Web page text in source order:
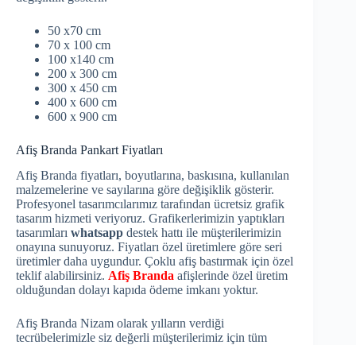
50 x70 cm
70 x 100 cm
100 x140 cm
200 x 300 cm
300 x 450 cm
400 x 600 cm
600 x 900 cm
Afiş Branda Pankart Fiyatları
Afiş Branda fiyatları, boyutlarına, baskısına, kullanılan
malzemelerine ve sayılarına göre değişiklik gösterir.
Profesyonel tasarımcılarımız tarafından ücretsiz grafik
tasarım hizmeti veriyoruz. Grafikerlerimizin yaptıkları
tasarımları whatsapp destek hattı ile müşterilerimizin
onayına sunuyoruz. Fiyatları özel üretimlere göre seri
üretimler daha uygundur. Çoklu afiş bastırmak için özel
teklif alabilirsiniz. Afiş Branda afişlerinde özel üretim
olduğundan dolayı kapıda ödeme imkanı yoktur.
Afiş Branda Nizam olarak yılların verdiği
tecrübelerimizle siz değerli müşterilerimiz için tüm